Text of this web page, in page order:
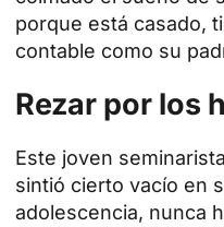
porque está casado,
contable como su
Rezar por los
Este joven
sintió cierto vacío en
adolescencia, nunca